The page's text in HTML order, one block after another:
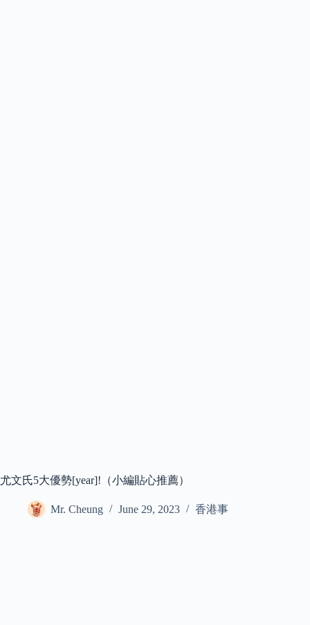
尤文氏5大優勢[year]!（小編貼心推薦）
Mr. Cheung June 29, 2023 香港事